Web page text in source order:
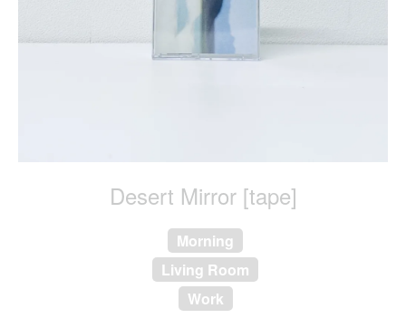
Desert Mirror [tape]
Morning
Living Room
Work